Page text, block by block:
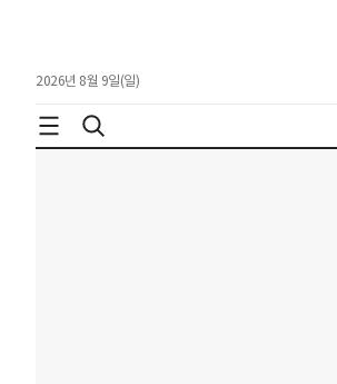
2026년 8월 9일(일)